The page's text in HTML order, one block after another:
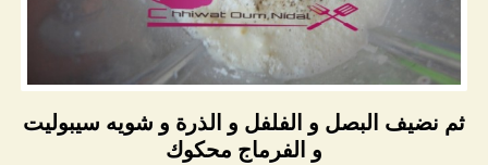
ثم نضيف البصل و الفلفل و الذرة و شويه سيبوليت
و الفرماج محكوك